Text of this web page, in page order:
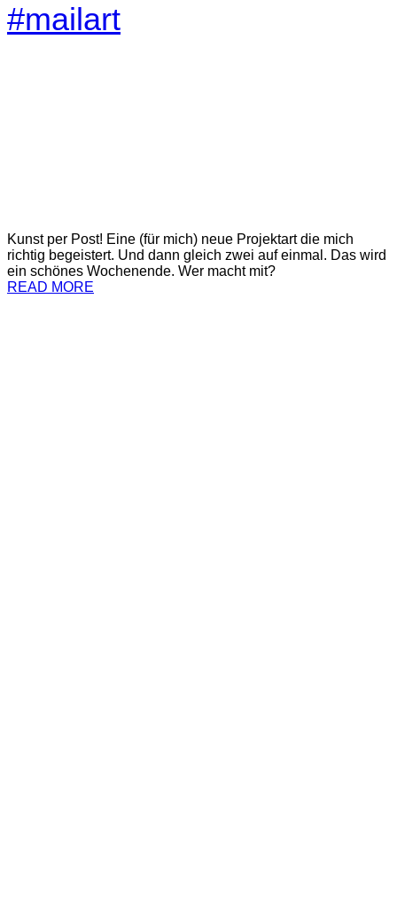
#mailart
Kunst per Post! Eine (für mich) neue Projektart die mich
richtig begeistert. Und dann gleich zwei auf einmal. Das wird
ein schönes Wochenende. Wer macht mit?
READ MORE